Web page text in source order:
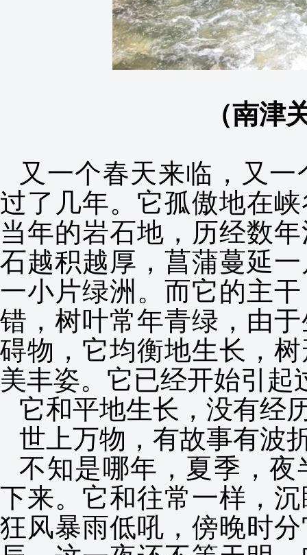
（南津
又一个春天来临，又
过了几年。它孤傲地在
当年的岩石地，历经数
石越积越厚，菖蒲蔓延
一小片绿洲。而它的主
错，树叶常年青绿，由
碍物，它均衡地生长，
美丰姿。它已经开始引起
它和平地生长，没有经
世上万物，有故事有波
不知是哪年，夏季，
下来。它和往常一样，
狂风暴雨低吼，傍晚时